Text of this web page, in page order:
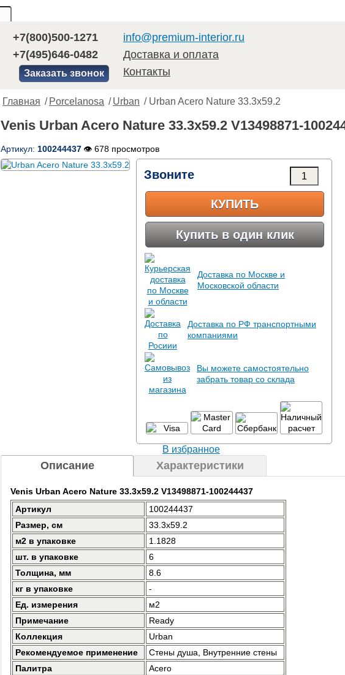
+7(800)500-1271
+7(495)646-0482
Заказать звонок
info@premium-interior.ru
Доставка и оплата
Контакты
Главная / Porcelanosa / Urban / Urban Acero Nature 33.3x59.2
Venis Urban Acero Nature 33.3x59.2 V13498871-
Артикул: 100244437 👁 678 просмотров
Звоните
КУПИТЬ
Купить в один клик
Доставка по Москве и
Московской области
Доставка по РФ транспортными
компаниями
Вы можете самостоятельно
забрать товар со склада
В избранное
Описание Характеристики
Venis Urban Acero Nature 33.3x59.2 V13498871-100244437
Артикул
100244437
Размер, см
33.3x59.2
м2 в упаковке
1.1828
шт. в упаковке
6
Толщина, мм
8.6
кг в упаковке
-
Ед. измерения
м2
Примечание
Ready
Коллекция
Urban
Рекомендуемое применение
Стены душа, Внутренние стены
Палитра
Acero